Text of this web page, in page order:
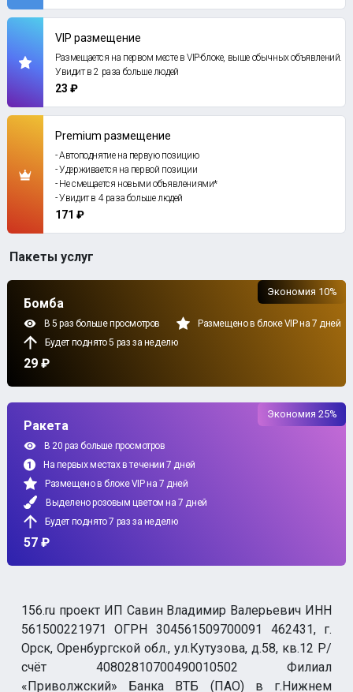
VIP размещение
Размещается на первом месте в VIP-блоке, выше обычных объявлений.
Увидит в 2 раза больше людей
23 ₽
Premium размещение
- Автоподнятие на первую позицию
- Удерживается на первой позиции
- Не смещается новыми объявлениями*
- Увидит в 4 раза больше людей
171 ₽
Пакеты услуг
Бомба
В 5 раз больше просмотров
Размещено в блоке VIP на 7 дней
Будет поднято 5 раз за неделю
29 ₽
Экономия 10%
Ракета
В 20 раз больше просмотров
На первых местах в течении 7 дней
Размещено в блоке VIP на 7 дней
Выделено розовым цветом на 7 дней
Будет поднято 7 раз за неделю
57 ₽
Экономия 25%
156.ru проект ИП Савин Владимир Валерьевич ИНН
561500221971 ОГРН 304561509700091 462431, г.
Орск, Оренбургской обл., ул.Кутузова, д.58, кв.12 Р/
счёт 40802810700490010502 Филиал
«Приволжский» Банка ВТБ (ПАО) в г.Нижнем